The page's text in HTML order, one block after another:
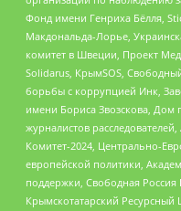
Фонд имени Генриха Бёлля,
Макдональда-Лорье,
комитет в Швеции, Проект
Solidarus, КрымSOS,
борьбы с коррупцией Инк,
имени Бориса Звозскова, Дом
журналистов
Комитет-2024, Центрально-
европейской политики,
поддержки, Свободная
Крымскотатарский